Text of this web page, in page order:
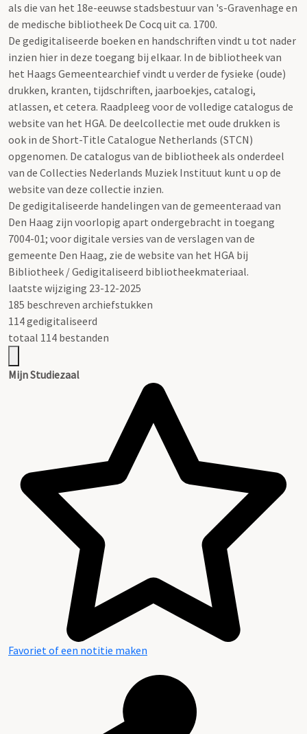
als die van het 18e-eeuwse stadsbestuur van 's-Gravenhage en
de medische bibliotheek De Cocq uit ca. 1700.
De gedigitaliseerde boeken en handschriften vindt u tot nader
inzien hier in deze toegang bij elkaar. In de bibliotheek van
het Haags Gemeentearchief vindt u verder de fysieke (oude)
drukken, kranten, tijdschriften, jaarboekjes, catalogi,
atlassen, et cetera. Raadpleeg voor de volledige catalogus de
website van het HGA. De deelcollectie met oude drukken is
ook in de Short-Title Catalogue Netherlands (STCN)
opgenomen. De catalogus van de bibliotheek als onderdeel
van de Collecties Nederlands Muziek Instituut kunt u op de
website van deze collectie inzien.
De gedigitaliseerde handelingen van de gemeenteraad van
Den Haag zijn voorlopig apart ondergebracht in toegang
7004-01; voor digitale versies van de verslagen van de
gemeente Den Haag, zie de website van het HGA bij
Bibliotheek / Gedigitaliseerd bibliotheekmateriaal.
laatste wijziging 23-12-2025
185 beschreven archiefstukken
114 gedigitaliseerd
totaal 114 bestanden
Mijn Studiezaal
Favoriet of een notitie maken